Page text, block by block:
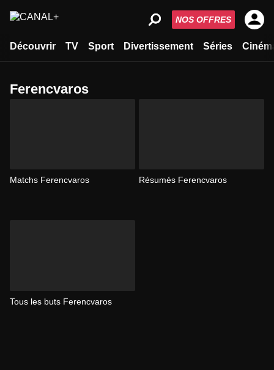
Découvrir TV Sport Divertissement Séries
NOS OFFRES
Ferencvaros
Matchs Ferencvaros Résumés Ferencvaros
Tous les buts Ferencvaros